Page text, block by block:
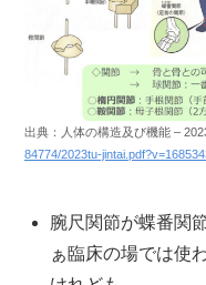
出典：人体の構造及び機能 –
84774/2023tu-
腕尺関節が蝶番関
ぁ臨床の場では使